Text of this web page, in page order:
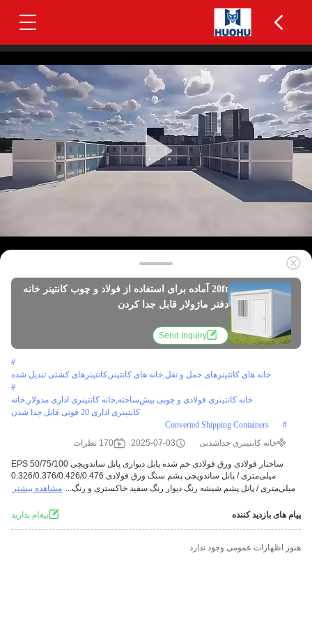
20ft آماده برای استفاده از فولاد و چوب کانتینر خانه
دفتر ماژولار قابل جدا کردن
Send Inquiry
#
خانه های کانتینرهای حمل و نقل,خانه های کانتینر,کانتینرهای کشتی تبدیل شده
#
خانه کانتینری فولادی و چوبی پیش‌ساخته,خانه کانتینری اداری مدولار,خانه
کانتینری اداری 20 فوتی قابل جدا شدن
#
Converted Shipping Containers
خانه کانتینری جداشدنی
2025-07-03 170 نظرات
ساختار فولادی ورق فولادی خم شده پانل دیواری پانل ساندویچی EPS 50/75/100
میلی‌متری / پانل ساندویچی پشم سنگ ورق فولادی 0.326/0.376/0.426/0.476
میلی‌متری / پانل پشم شیشه رنگ دیوار رنگ سفید خاکستری و رنگ‌... مشاهده بیشتر
پیام های بازدید کننده پيغام بذاريد
هنوز اظهارات عمومی وجود ندارد